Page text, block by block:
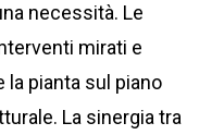
necessità. Le
mirati e
la pianta sul piano
La sinergia tra